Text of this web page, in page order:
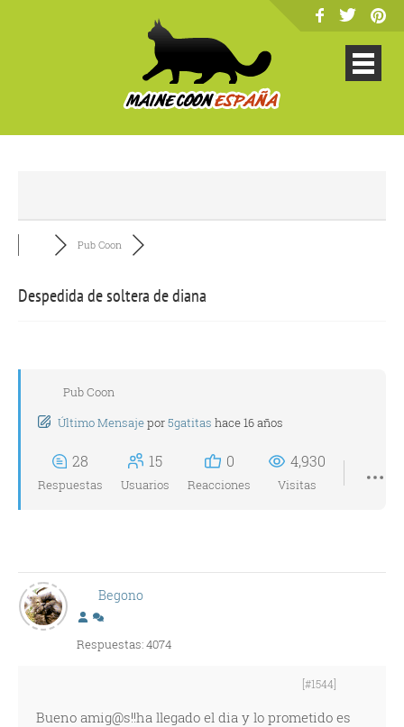
Pub Coon
Despedida de soltera de diana
Pub Coon
Último Mensajepor5gatitas hace 16 años
28
Respuestas
15
Usuarios
0
Reacciones
4,930
Visitas
Begono
Respuestas: 4074
[#1544]
Bueno amig@s!!ha llegado el dia y lo prometido es